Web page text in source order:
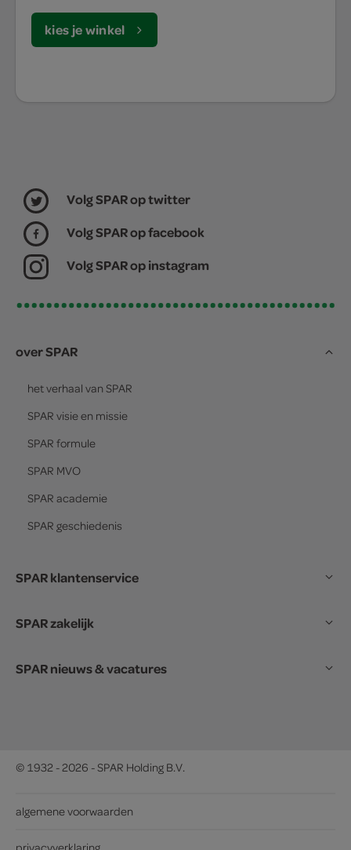
kies je winkel
Volg SPAR op twitter
Volg SPAR op facebook
Volg SPAR op instagram
over SPAR
het verhaal van SPAR
SPAR visie en missie
SPAR formule
SPAR MVO
SPAR academie
SPAR geschiedenis
SPAR klantenservice
SPAR zakelijk
SPAR nieuws & vacatures
© 1932 - 2026 - SPAR Holding B.V.
algemene voorwaarden